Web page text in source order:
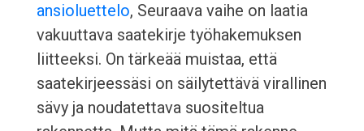
ansioluettelo, Seuraava vaihe on laatia
vakuuttava saatekirje työhakemuksen
liitteeksi. On tärkeää muistaa, että
saatekirjeessäsi on säilytettävä virallinen
sävy ja noudatettava suositeltua